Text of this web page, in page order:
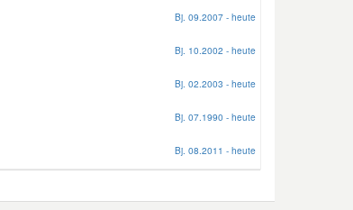
Bj. 09.2007 - heute
Bj. 10.2002 - heute
Bj. 02.2003 - heute
Bj. 07.1990 - heute
Bj. 08.2011 - heute